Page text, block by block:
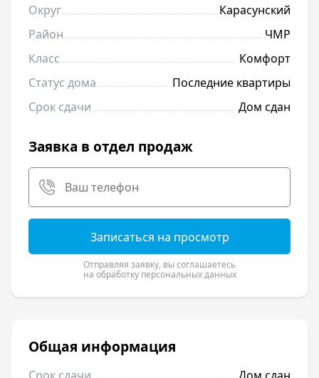
Округ
Карасунский
Район
ЧМР
Класс
Комфорт
Статус дома
Последние квартиры
Срок сдачи
Дом сдан
Заявка в отдел продаж
Записаться на просмотр
Отправляя заявку, вы соглашаетесь
на обработку персональных данных
Общая информация